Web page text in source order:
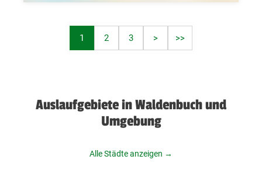
1 2 3 > >>
Auslaufgebiete in Waldenbuch und
Umgebung
Alle Städte anzeigen →